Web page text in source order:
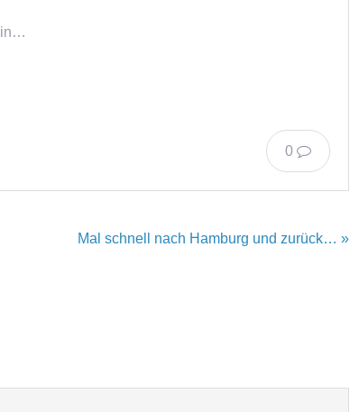
0
Mal schnell nach Hamburg und zurück… »